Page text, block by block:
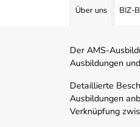
Über uns BIZ-
Der AMS-
Ausbildungen
Detaillierte
Ausbildungen
Verknüpfung